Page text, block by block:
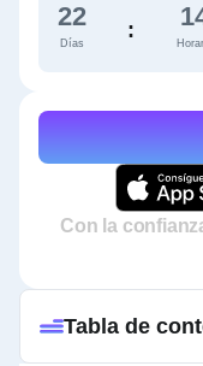
22
Días
:
Con la
Tabla de